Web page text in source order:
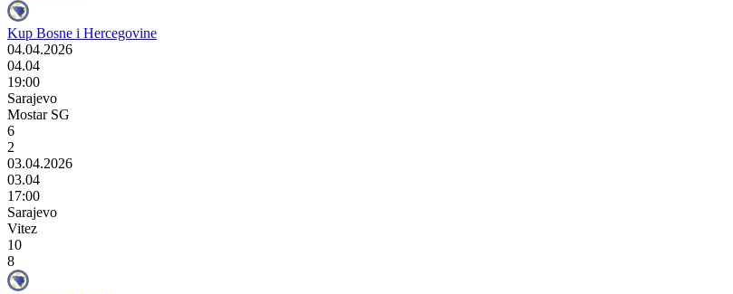
Kup Bosne i Hercegovine
04.04.2026
04.04
19:00
Sarajevo
Mostar SG
6
2
03.04.2026
03.04
17:00
Sarajevo
Vitez
10
8